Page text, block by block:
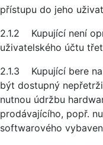
přístupu do jeho
2.1.2 Kupující není
uživatelského účtu
2.1.3 Kupující bere
být dostupný
nutnou údržbu
prodávajícího, popř.
softwarového